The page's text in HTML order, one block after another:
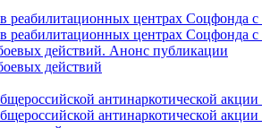
реабилитационных центрах Соцфонда
реабилитационных центрах Соцфонда с
действий. Анонс публикации
действий
антинаркотической
антинаркотической